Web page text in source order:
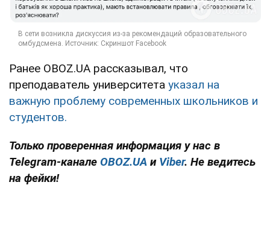
Ранее OBOZ.UA рассказывал, что
преподаватель университета указал на
важную проблему современных школьников и
студентов.
Только проверенная информация у нас в
Telegram-канале OBOZ.UA и Viber. Не ведитесь
на фейки!